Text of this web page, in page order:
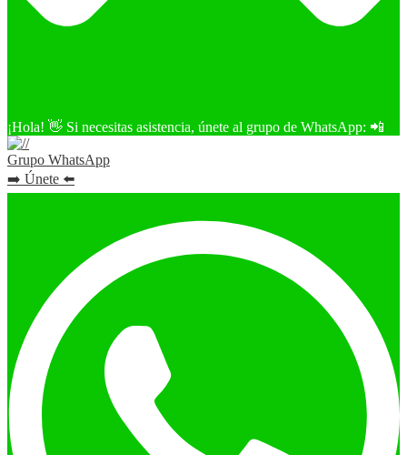
¡Hola! 👋 Si necesitas asistencia, únete al grupo de WhatsApp: 📲
Grupo WhatsApp
➡️ Únete ⬅️